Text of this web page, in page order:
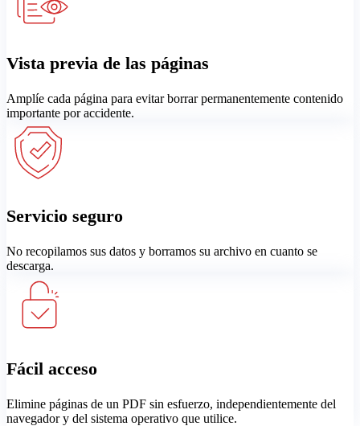
Vista previa de las páginas
Amplíe cada página para evitar borrar permanentemente contenido
importante por accidente.
Servicio seguro
No recopilamos sus datos y borramos su archivo en cuanto se
descarga.
Fácil acceso
Elimine páginas de un PDF sin esfuerzo, independientemente del
navegador y del sistema operativo que utilice.